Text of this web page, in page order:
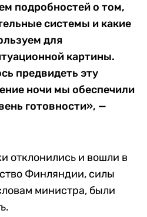
подробностей о том,
системы и какие
для
картины.
предвидеть эту
ночи мы обеспечили
готовности», —
отклонились и вошли в
Финляндии, силы
министра, были